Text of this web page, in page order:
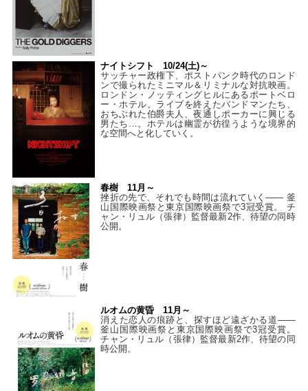
ナイトシフト 10/24(土)～
サッチャー政権下、ポストパンク時代のロンド
ンで撮られたミニマル＆リミナルな対抗映画。
ロンドン・ノッティングヒルにあるポートベロ
ー・ホテル。ライブを終えたバンドマンたち、
おちぶれた伯爵夫人、夜通しポーカーに興じる
男たち…。ホテルは幽霊が彷徨うような境界的
な空間へと化していく。
春樹 11月～
挫折の先で、それでも時間は流れていく—— 釜
山国際映画祭と東京国際映画祭で3冠受賞。 チ
ャン・リュル（張律）監督最新2作、待望の同時
公開。
ルオムの黄昏 11月～
消えた恋人の痕跡と、探すほど遠ざかる道——
釜山国際映画祭と東京国際映画祭で3冠受賞。
チャン・リュル（張律）監督最新2作、待望の同
時公開。